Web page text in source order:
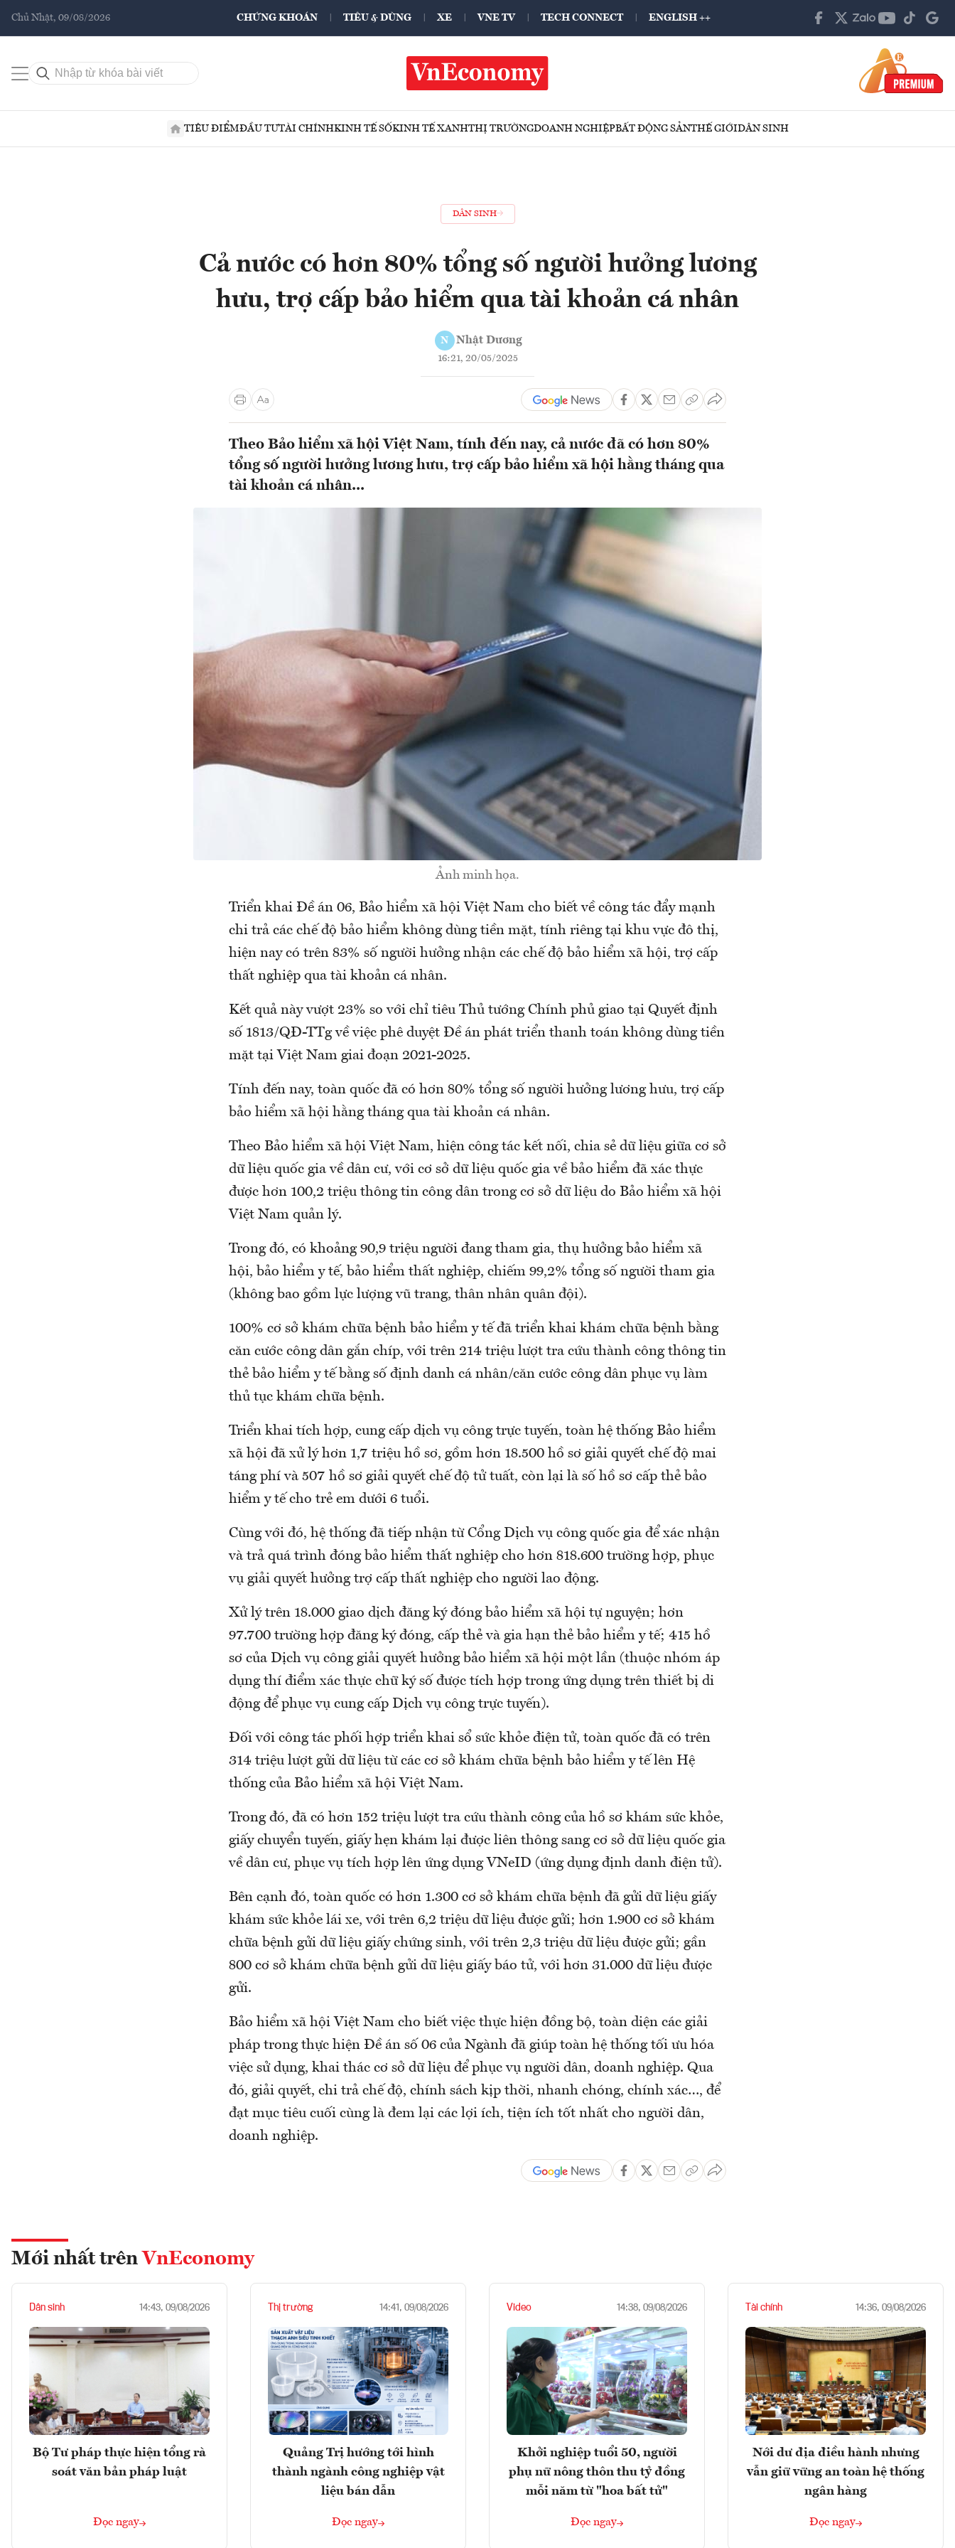
Chủ Nhật, 09/08/2026 CHỨNG KHOÁN TIÊU & DÙNG XE VNE TV TECH CONNECT ENGLISH ++
TIÊU ĐIỂMĐẦU TƯTÀI CHÍNHKINH TẾ SỐKINH TẾ XANHTHỊ TRƯỜNGDOANH NGHIỆPBẤT ĐỘNG SẢNTHẾ GIỚIDÂN SINH
DÂN SINH
Cả nước có hơn 80% tổng số người hưởng lương
hưu, trợ cấp bảo hiểm qua tài khoản cá nhân
N Nhật Dương
16:21, 20/05/2025
Theo Bảo hiểm xã hội Việt Nam, tính đến nay, cả nước đã có hơn 80%
tổng số người hưởng lương hưu, trợ cấp bảo hiểm xã hội hằng tháng qua
tài khoản cá nhân...
Ảnh minh họa.
Triển khai Đề án 06, Bảo hiểm xã hội Việt Nam cho biết về công tác đẩy mạnh
chi trả các chế độ bảo hiểm không dùng tiền mặt, tính riêng tại khu vực đô thị,
hiện nay có trên 83% số người hưởng nhận các chế độ bảo hiểm xã hội, trợ cấp
thất nghiệp qua tài khoản cá nhân.
Kết quả này vượt 23% so với chỉ tiêu Thủ tướng Chính phủ giao tại Quyết định
số 1813/QĐ-TTg về việc phê duyệt Đề án phát triển thanh toán không dùng tiền
mặt tại Việt Nam giai đoạn 2021-2025.
Tính đến nay, toàn quốc đã có hơn 80% tổng số người hưởng lương hưu, trợ cấp
bảo hiểm xã hội hằng tháng qua tài khoản cá nhân.
Theo Bảo hiểm xã hội Việt Nam, hiện công tác kết nối, chia sẻ dữ liệu giữa cơ sở
dữ liệu quốc gia về dân cư, với cơ sở dữ liệu quốc gia về bảo hiểm đã xác thực
được hơn 100,2 triệu thông tin công dân trong cơ sở dữ liệu do Bảo hiểm xã hội
Việt Nam quản lý.
Trong đó, có khoảng 90,9 triệu người đang tham gia, thụ hưởng bảo hiểm xã
hội, bảo hiểm y tế, bảo hiểm thất nghiệp, chiếm 99,2% tổng số người tham gia
(không bao gồm lực lượng vũ trang, thân nhân quân đội).
100% cơ sở khám chữa bệnh bảo hiểm y tế đã triển khai khám chữa bệnh bằng
căn cước công dân gắn chíp, với trên 214 triệu lượt tra cứu thành công thông tin
thẻ bảo hiểm y tế bằng số định danh cá nhân/căn cước công dân phục vụ làm
thủ tục khám chữa bệnh.
Triển khai tích hợp, cung cấp dịch vụ công trực tuyến, toàn hệ thống Bảo hiểm
xã hội đã xử lý hơn 1,7 triệu hồ sơ, gồm hơn 18.500 hồ sơ giải quyết chế độ mai
táng phí và 507 hồ sơ giải quyết chế độ tử tuất, còn lại là số hồ sơ cấp thẻ bảo
hiểm y tế cho trẻ em dưới 6 tuổi.
Cùng với đó, hệ thống đã tiếp nhận từ Cổng Dịch vụ công quốc gia để xác nhận
và trả quá trình đóng bảo hiểm thất nghiệp cho hơn 818.600 trường hợp, phục
vụ giải quyết hưởng trợ cấp thất nghiệp cho người lao động.
Xử lý trên 18.000 giao dịch đăng ký đóng bảo hiểm xã hội tự nguyện; hơn
97.700 trường hợp đăng ký đóng, cấp thẻ và gia hạn thẻ bảo hiểm y tế; 415 hồ
sơ của Dịch vụ công giải quyết hưởng bảo hiểm xã hội một lần (thuộc nhóm áp
dụng thí điểm xác thực chữ ký số được tích hợp trong ứng dụng trên thiết bị di
động để phục vụ cung cấp Dịch vụ công trực tuyến).
Đối với công tác phối hợp triển khai sổ sức khỏe điện tử, toàn quốc đã có trên
314 triệu lượt gửi dữ liệu từ các cơ sở khám chữa bệnh bảo hiểm y tế lên Hệ
thống của Bảo hiểm xã hội Việt Nam.
Trong đó, đã có hơn 152 triệu lượt tra cứu thành công của hồ sơ khám sức khỏe,
giấy chuyển tuyến, giấy hẹn khám lại được liên thông sang cơ sở dữ liệu quốc gia
về dân cư, phục vụ tích hợp lên ứng dụng VNeID (ứng dụng định danh điện tử).
Bên cạnh đó, toàn quốc có hơn 1.300 cơ sở khám chữa bệnh đã gửi dữ liệu giấy
khám sức khỏe lái xe, với trên 6,2 triệu dữ liệu được gửi; hơn 1.900 cơ sở khám
chữa bệnh gửi dữ liệu giấy chứng sinh, với trên 2,3 triệu dữ liệu được gửi; gần
800 cơ sở khám chữa bệnh gửi dữ liệu giấy báo tử, với hơn 31.000 dữ liệu được
gửi.
Bảo hiểm xã hội Việt Nam cho biết việc thực hiện đồng bộ, toàn diện các giải
pháp trong thực hiện Đề án số 06 của Ngành đã giúp toàn hệ thống tối ưu hóa
việc sử dụng, khai thác cơ sở dữ liệu để phục vụ người dân, doanh nghiệp. Qua
đó, giải quyết, chi trả chế độ, chính sách kịp thời, nhanh chóng, chính xác…, để
đạt mục tiêu cuối cùng là đem lại các lợi ích, tiện ích tốt nhất cho người dân,
doanh nghiệp.
Mới nhất trên VnEconomy
Dân sinh 14:43, 09/08/2026
Bộ Tư pháp thực hiện tổng rà
soát văn bản pháp luật
Đọc ngay
Thị trường 14:41, 09/08/2026
Quảng Trị hướng tới hình
thành ngành công nghiệp vật
liệu bán dẫn
Đọc ngay
Video 14:38, 09/08/2026
Khởi nghiệp tuổi 50, người
phụ nữ nông thôn thu tỷ đồng
mỗi năm từ "hoa bất tử"
Đọc ngay
Tài chính 14:36, 09/08/2026
Nới dư địa điều hành nhưng
vẫn giữ vững an toàn hệ thống
ngân hàng
Đọc ngay